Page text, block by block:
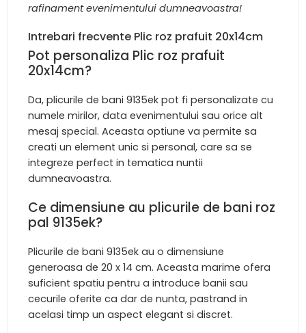
rafinament evenimentului dumneavoastra!
Intrebari frecvente Plic roz prafuit 20x14cm
Pot personaliza Plic roz prafuit
20x14cm?
Da, plicurile de bani 9135ek pot fi personalizate cu
numele mirilor, data evenimentului sau orice alt
mesaj special. Aceasta optiune va permite sa
creati un element unic si personal, care sa se
integreze perfect in tematica nuntii
dumneavoastra.
Ce dimensiune au plicurile de bani roz
pal 9135ek?
Plicurile de bani 9135ek au o dimensiune
generoasa de 20 x 14 cm. Aceasta marime ofera
suficient spatiu pentru a introduce banii sau
cecurile oferite ca dar de nunta, pastrand in
acelasi timp un aspect elegant si discret.